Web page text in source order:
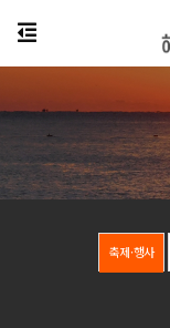
축제·행사